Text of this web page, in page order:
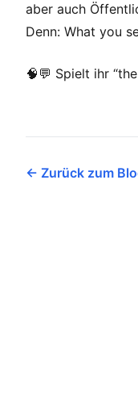
aber auch
Denn: What you
🧠💬 Spielt ihr
← Zurück zum